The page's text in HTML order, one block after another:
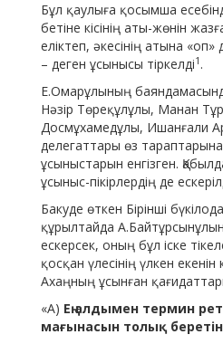
Бұл қаулыға қосымша
бетіне кісінің аты-жөнін
еліктеп, әкесінің атына
– деген ұсынысы тіркелді1 .
Е.Омарұлының
Нәзір Төреқұлұлы, Манан
Досмұхамедұлы, Ишанғали
делегаттары өз тараптарынан
ұсыныстарын енгізген.
ұсыныс-пікірлердің де
Бакуде өткен Бірінші
құрылтайда
ескерсек, оның бұл іске
қосқан үлесінің үлкен
Ахаңның ұсынған
«А) Ең алдымен термин
мағынасын толық беретін